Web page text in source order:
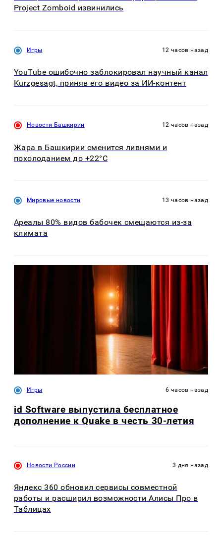
Project Zomboid извинились
Игры 12 часов назад
YouTube ошибочно заблокировал научный канал
Kurzgesagt, приняв его видео за ИИ-контент
Новости Башкирии 12 часов назад
Жара в Башкирии сменится ливнями и
похолоданием до +22°C
Мировые новости 13 часов назад
Ареалы 80% видов бабочек смещаются из-за
климата
Игры 6 часов назад
id Software выпустила бесплатное
дополнение к Quake в честь 30-летия
Новости России 3 дня назад
Яндекс 360 обновил сервисы совместной
работы и расширил возможности Алисы Про в
Таблицах